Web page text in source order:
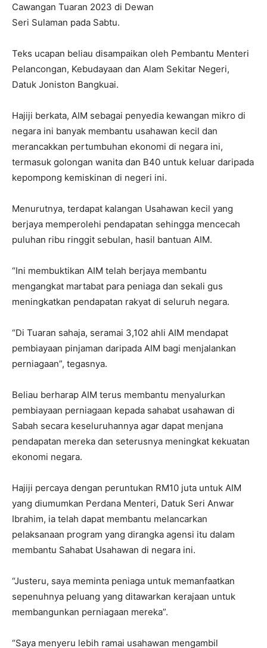
Cawangan Tuaran 2023 di Dewan
Seri Sulaman pada Sabtu.
Teks ucapan beliau disampaikan oleh Pembantu Menteri
Pelancongan, Kebudayaan dan Alam Sekitar Negeri,
Datuk Joniston Bangkuai.
Hajiji berkata, AIM sebagai penyedia kewangan mikro di
negara ini banyak membantu usahawan kecil dan
merancakkan pertumbuhan ekonomi di negara ini,
termasuk golongan wanita dan B40 untuk keluar daripada
kepompong kemiskinan di negeri ini.
Menurutnya, terdapat kalangan Usahawan kecil yang
berjaya memperolehi pendapatan sehingga mencecah
puluhan ribu ringgit sebulan, hasil bantuan AIM.
“Ini membuktikan AIM telah berjaya membantu
mengangkat martabat para peniaga dan sekali gus
meningkatkan pendapatan rakyat di seluruh negara.
“Di Tuaran sahaja, seramai 3,102 ahli AIM mendapat
pembiayaan pinjaman daripada AIM bagi menjalankan
perniagaan”, tegasnya.
Beliau berharap AIM terus membantu menyalurkan
pembiayaan perniagaan kepada sahabat usahawan di
Sabah secara keseluruhannya agar dapat menjana
pendapatan mereka dan seterusnya meningkat kekuatan
ekonomi negara.
Hajiji percaya dengan peruntukan RM10 juta untuk AIM
yang diumumkan Perdana Menteri, Datuk Seri Anwar
Ibrahim, ia telah dapat membantu melancarkan
pelaksanaan program yang dirangka agensi itu dalam
membantu Sahabat Usahawan di negara ini.
“Justeru, saya meminta peniaga untuk memanfaatkan
sepenuhnya peluang yang ditawarkan kerajaan untuk
membangunkan perniagaan mereka”.
“Saya menyeru lebih ramai usahawan mengambil